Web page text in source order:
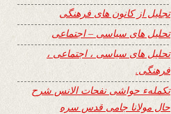
تجلیل از کانون های فرهنگی
تحلیل های سیاسی – اجتماعی
تحلیل های سیاسی ، اجتماعی ،
فرهنگی.
تکملهء حواشی نفحات الانس شرح
حال مولانا جامی قدس سره